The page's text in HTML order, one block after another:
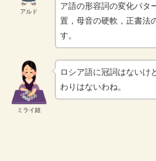
アルド
ア語の形容詞の変化パタ
置，母音の硬軟，正書法
す。
ミライ姐
ロシア語に冠詞はないけ
わりはないわね。